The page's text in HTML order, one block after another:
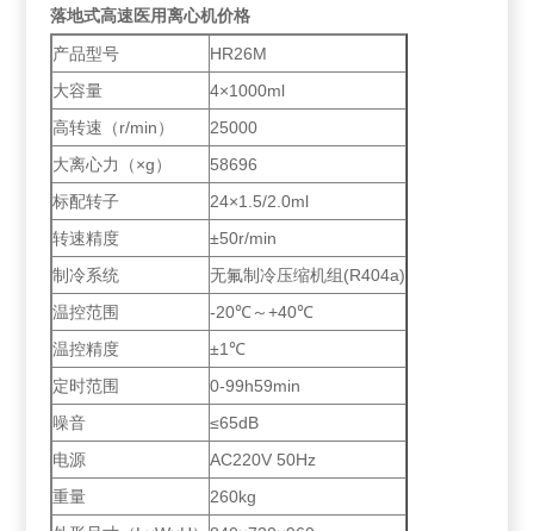
落地式高速医用离心机价格
产品型号
HR26M
大容量
4×1000ml
高转速（r/min）
25000
大离心力（×g）
58696
标配转子
24×1.5/2.0ml
转速精度
±50r/min
制冷系统
无氟制冷压缩机组(R404a)
温控范围
-20℃～+40℃
温控精度
±1℃
定时范围
0-99h59min
噪音
≤65dB
电源
AC220V 50Hz
重量
260kg